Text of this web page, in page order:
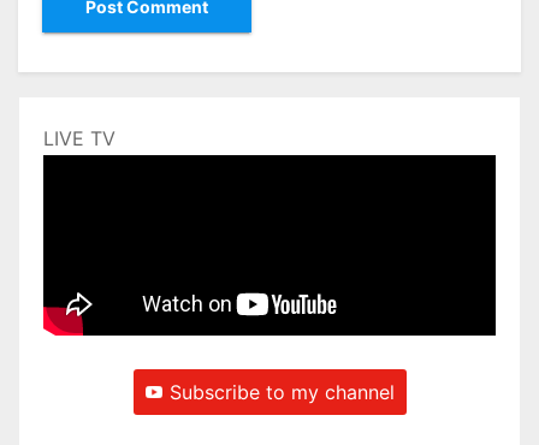
LIVE TV
Subscribe to my channel